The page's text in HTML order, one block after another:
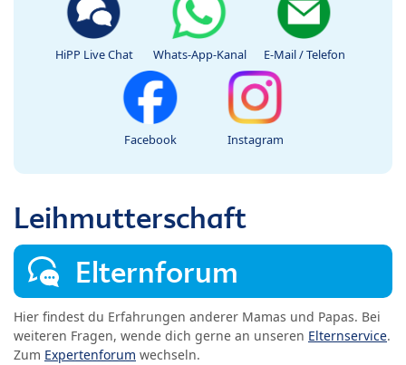
HiPP Live Chat Whats-App-Kanal E-Mail / Telefon
Facebook Instagram
Leihmutterschaft
Elternforum
Hier findest du Erfahrungen anderer Mamas und Papas. Bei
weiteren Fragen, wende dich gerne an unseren Elternservice.
Zum Expertenforum wechseln.